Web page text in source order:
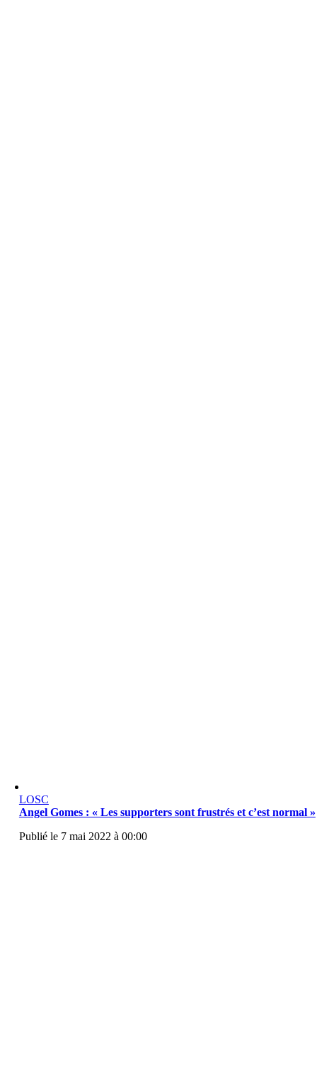
LOSC
Angel Gomes : « Les supporters sont frustrés et c’est normal »
Publié le 7 mai 2022 à 00:00